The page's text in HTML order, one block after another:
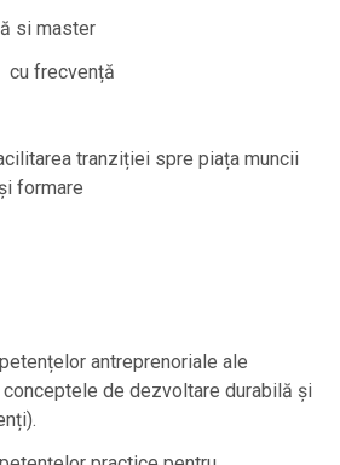
si master
cu frecvență
tranziției spre piața muncii
formare
antreprenoriale ale
de dezvoltare durabilă și